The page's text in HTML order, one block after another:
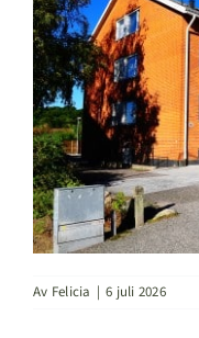
Av Felicia | 6 juli 2026